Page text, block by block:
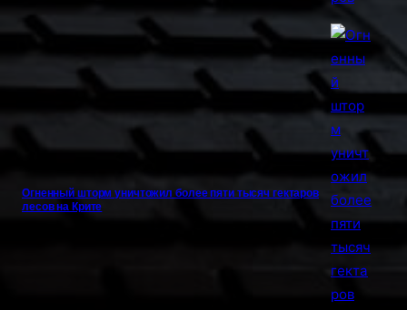
Огненный шторм уничтожил более пяти тысяч гектаров
лесов на Крите